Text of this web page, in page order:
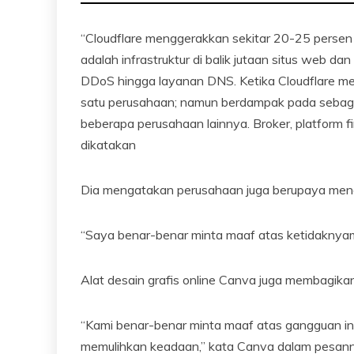
“Cloudflare menggerakkan sekitar 20-25
adalah infrastruktur di balik jutaan situs web
DDoS hingga layanan DNS. Ketika Cloudflare
satu perusahaan; namun berdampak pada
beberapa perusahaan lainnya. Broker, platform
dikatakan
Dia mengatakan perusahaan juga berupaya
“Saya benar-benar minta maaf atas
Alat desain grafis online Canva juga
“Kami benar-benar minta maaf atas gangguan
memulihkan keadaan,” kata Canva dalam